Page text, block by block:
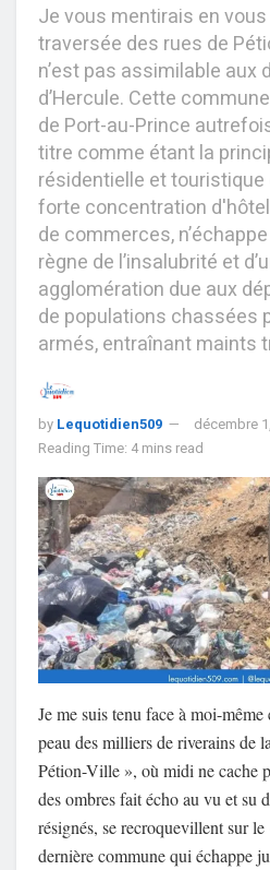
Je vous mentirais en vous
traversée des rues de
n’est pas assimilable aux
d’Hercule. Cette
de Port-au-Prince
titre comme étant la
résidentielle et touristique
forte concentration
de commerces,
règne de l’insalubrité et
agglomération due aux
de populations chassées
armés, entraînant
by Lequotidien509
décembre
Reading Time: 4 mins read
Je me suis tenu face à moi-même
peau des milliers de riverains de
Pétion-Ville », où midi ne cache
des ombres fait écho au vu et su
résignés, se recroquevillent sur
dernière commune qui échappe